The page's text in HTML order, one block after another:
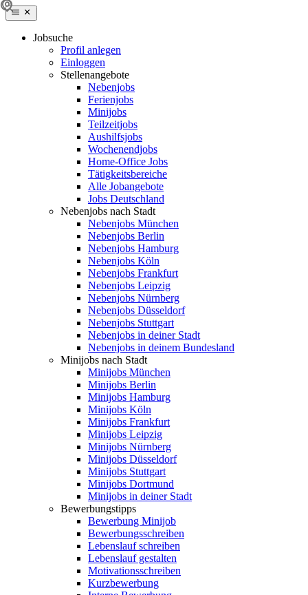
Jobsuche
Profil anlegen
Einloggen
Stellenangebote
Nebenjobs
Ferienjobs
Minijobs
Teilzeitjobs
Aushilfsjobs
Wochenendjobs
Home-Office Jobs
Tätigkeitsbereiche
Alle Jobangebote
Jobs Deutschland
Nebenjobs nach Stadt
Nebenjobs München
Nebenjobs Berlin
Nebenjobs Hamburg
Nebenjobs Köln
Nebenjobs Frankfurt
Nebenjobs Leipzig
Nebenjobs Nürnberg
Nebenjobs Düsseldorf
Nebenjobs Stuttgart
Nebenjobs in deiner Stadt
Nebenjobs in deinem Bundesland
Minijobs nach Stadt
Minijobs München
Minijobs Berlin
Minijobs Hamburg
Minijobs Köln
Minijobs Frankfurt
Minijobs Leipzig
Minijobs Nürnberg
Minijobs Düsseldorf
Minijobs Stuttgart
Minijobs Dortmund
Minijobs in deiner Stadt
Bewerbungstipps
Bewerbung Minijob
Bewerbungsschreiben
Lebenslauf schreiben
Lebenslauf gestalten
Motivationsschreiben
Kurzbewerbung